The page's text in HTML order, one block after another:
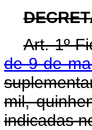
Art. 1º
de 9 de
mil,
indicadas